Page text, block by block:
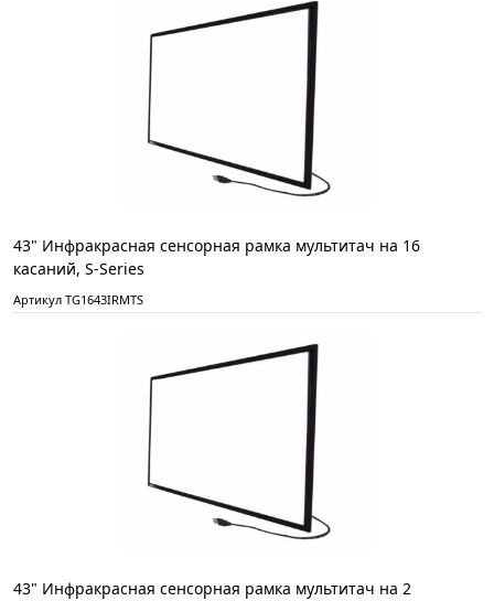
43" Инфракрасная сенсорная рамка мультитач на 16
касаний, S-Series
Артикул TG1643IRMTS
43" Инфракрасная сенсорная рамка мультитач на 2